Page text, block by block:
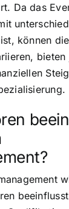
Da das
können die